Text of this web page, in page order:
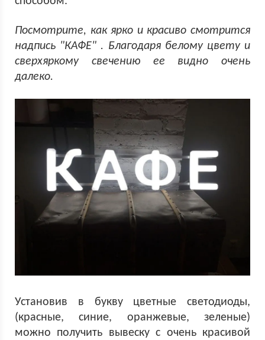
Посмотрите, как ярко и красиво смотрится
надпись "КАФЕ" . Благодаря белому цвету и
сверхяркому свечению ее видно очень
далеко.
Установив в букву цветные светодиоды,
(красные, синие, оранжевые, зеленые)
можно получить вывеску с очень красивой